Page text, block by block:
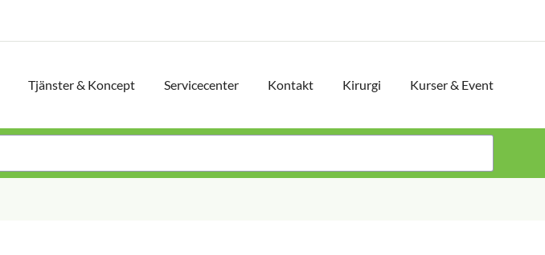
Tjänster & Koncept Servicecenter Kontakt Kirurgi Kurser & Event